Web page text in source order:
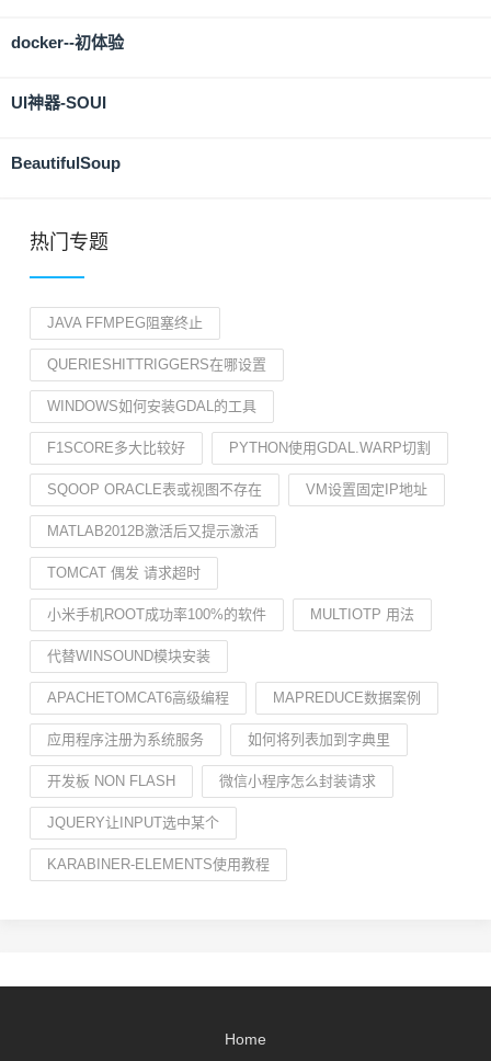
docker--初体验
UI神器-SOUI
BeautifulSoup
热门专题
JAVA FFMPEG阻塞终止
QUERIESHITTRIGGERS在哪设置
WINDOWS如何安装GDAL的工具
F1SCORE多大比较好 PYTHON使用GDAL.WARP切割
SQOOP ORACLE表或视图不存在 VM设置固定IP地址
MATLAB2012B激活后又提示激活
TOMCAT 偶发 请求超时
小米手机ROOT成功率100%的软件 MULTIOTP 用法
代替WINSOUND模块安装
APACHETOMCAT6高级编程 MAPREDUCE数据案例
应用程序注册为系统服务 如何将列表加到字典里
开发板 NON FLASH 微信小程序怎么封装请求
JQUERY让INPUT选中某个
KARABINER-ELEMENTS使用教程
Home